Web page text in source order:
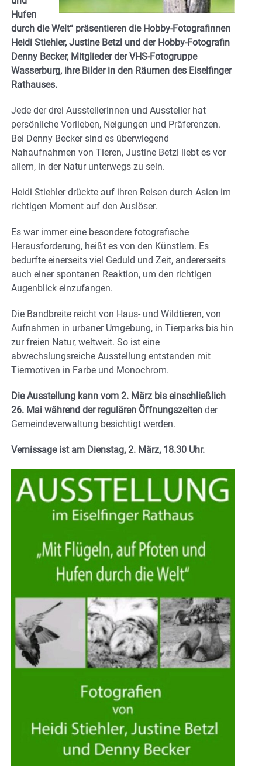
Hufen
durch die Welt“ präsentieren die Hobby-Fotografinnen
Heidi Stiehler, Justine Betzl und der Hobby-Fotografin
Denny Becker, Mitglieder der VHS-Fotogruppe
Wasserburg, ihre Bilder in den Räumen des Eiselfinger
Rathauses.
Jede der drei Ausstellerinnen und Aussteller hat
persönliche Vorlieben, Neigungen und Präferenzen.
Bei Denny Becker sind es überwiegend
Nahaufnahmen von Tieren, Justine Betzl liebt es vor
allem, in der Natur unterwegs zu sein.
Heidi Stiehler drückte auf ihren Reisen durch Asien im
richtigen Moment auf den Auslöser.
Es war immer eine besondere fotografische
Herausforderung, heißt es von den Künstlern. Es
bedurfte einerseits viel Geduld und Zeit, andererseits
auch einer spontanen Reaktion, um den richtigen
Augenblick einzufangen.
Die Bandbreite reicht von Haus- und Wildtieren, von
Aufnahmen in urbaner Umgebung, in Tierparks bis hin
zur freien Natur, weltweit. So ist eine
abwechslungsreiche Ausstellung entstanden mit
Tiermotiven in Farbe und Monochrom.
Die Ausstellung kann vom 2. März bis einschließlich
26. Mai während der regulären Öffnungszeiten der
Gemeindeverwaltung besichtigt werden.
Vernissage ist am Dienstag, 2. März, 18.30 Uhr.